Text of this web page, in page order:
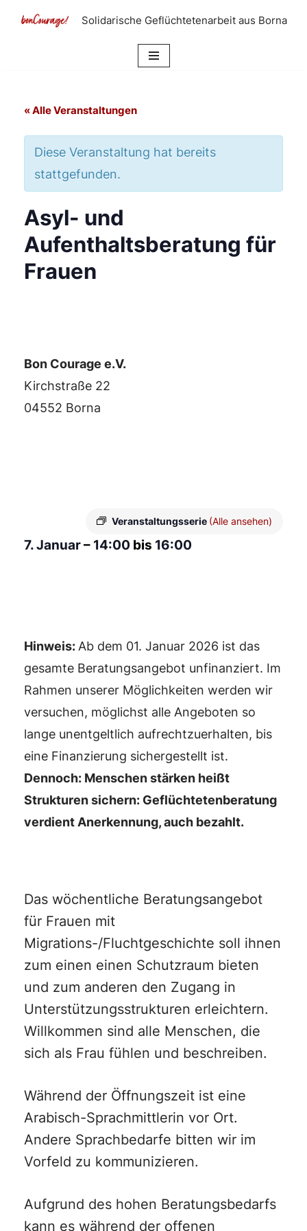
Solidarische Geflüchtetenarbeit aus Borna
« Alle Veranstaltungen
Diese Veranstaltung hat bereits
stattgefunden.
Asyl- und
Aufenthaltsberatung für
Frauen
Bon Courage e.V.
Kirchstraße 22
04552 Borna
Veranstaltungsserie (Alle ansehen)
7. Januar– 14:00 bis 16:00
Hinweis: Ab dem 01. Januar 2026 ist das
gesamte Beratungsangebot unfinanziert. Im
Rahmen unserer Möglichkeiten werden wir
versuchen, möglichst alle Angeboten so
lange unentgeltlich aufrechtzuerhalten, bis
eine Finanzierung sichergestellt ist.
Dennoch: Menschen stärken heißt
Strukturen sichern: Geflüchtetenberatung
verdient Anerkennung, auch bezahlt.
Das wöchentliche Beratungsangebot
für Frauen mit
Migrations-/Fluchtgeschichte soll ihnen
zum einen einen Schutzraum bieten
und zum anderen den Zugang in
Unterstützungsstrukturen erleichtern.
Willkommen sind alle Menschen, die
sich als Frau fühlen und beschreiben.
Während der Öffnungszeit ist eine
Arabisch-Sprachmittlerin vor Ort.
Andere Sprachbedarfe bitten wir im
Vorfeld zu kommunizieren.
Aufgrund des hohen Beratungsbedarfs
kann es während der offenen